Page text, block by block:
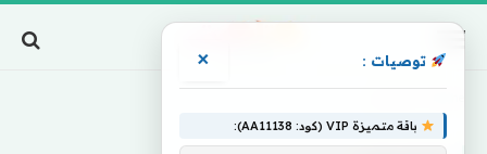
توصيات : ×
باقة متميزة VIP (كود: AA11138):